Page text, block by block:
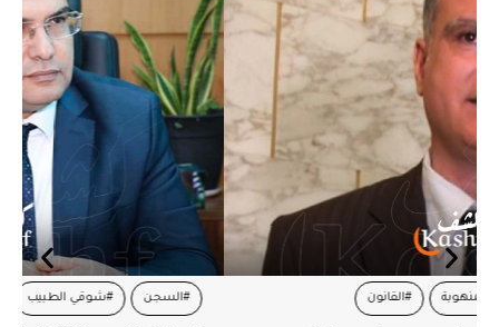
#السجن #شوقي الطبيب #لجنة العدالة #محاكمات